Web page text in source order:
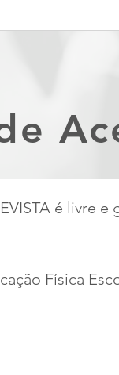
é livre
Física